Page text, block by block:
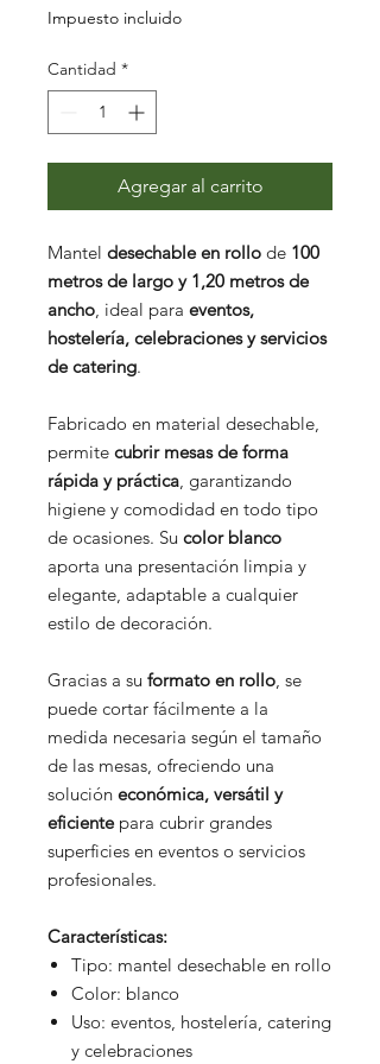
Impuesto incluido
Cantidad *
Agregar al carrito
Mantel desechable en rollo de 100
metros de largo y 1,20 metros de
ancho, ideal para eventos,
hostelería, celebraciones y servicios
de catering.
Fabricado en material desechable,
permite cubrir mesas de forma
rápida y práctica, garantizando
higiene y comodidad en todo tipo
de ocasiones. Su color blanco
aporta una presentación limpia y
elegante, adaptable a cualquier
estilo de decoración.
Gracias a su formato en rollo, se
puede cortar fácilmente a la
medida necesaria según el tamaño
de las mesas, ofreciendo una
solución económica, versátil y
eficientepara cubrir grandes
superficies en eventos o servicios
profesionales.
Características:
Tipo: mantel desechable en rollo
Color: blanco
Uso: eventos, hostelería, catering
y celebraciones